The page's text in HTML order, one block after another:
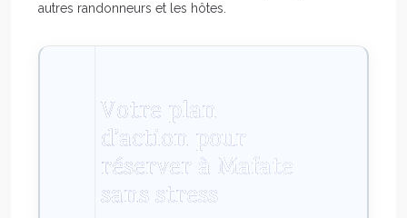
autres randonneurs et les hôtes.
Votre plan
d’action pour
réserver à Mafate
sans stress